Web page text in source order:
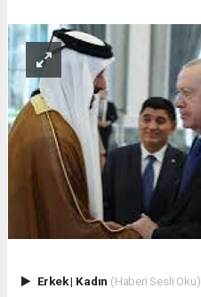
Erkek| Kadın (Haberi Sesli Oku)